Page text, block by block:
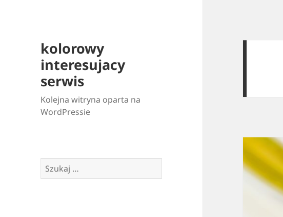
kolorowy
interesujacy
serwis
Kolejna witryna oparta na
WordPressie
Szukaj: